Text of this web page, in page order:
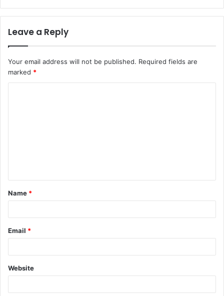
Leave a Reply
Your email address will not be published. Required fields are
marked *
Name *
Email *
Website